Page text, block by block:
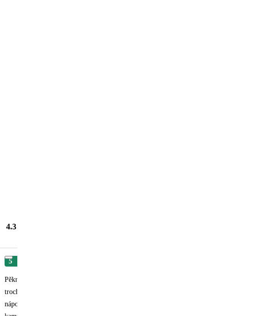
4.3
5
Pěkný hotel sice dál od pláže, ale každou chvíli jezdil minibus od hotelu až na pláž, takže
trochu menší pokoje, čistý a uklizený. Na pláži veškeré občerstvení s odpoledním obědem,
nápoji. Obsluha příjemná, na pláži sprchy a toalety moře čisté a teplé. Jediné mínus je, že